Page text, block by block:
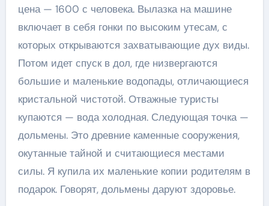
цена — 1600 с человека. Вылазка на машине
включает в себя гонки по высоким утесам, с
которых открываются захватывающие дух виды.
Потом идет спуск в дол, где низвергаются
большие и маленькие водопады, отличающиеся
кристальной чистотой. Отважные туристы
купаются — вода холодная. Следующая точка —
дольмены. Это древние каменные сооружения,
окутанные тайной и считающиеся местами
силы. Я купила их маленькие копии родителям в
подарок. Говорят, дольмены даруют здоровье.